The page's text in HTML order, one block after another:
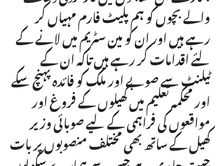
والے بچوں کو ہم پلیٹ فارم مہیاں کر
رہے ہیں اور ان کو مین سٹریم میں لانے کے
لئے اقدامات کر رہے ہیں تاکہ ان کے
ٹیلنٹ سے صوبے اور ملک کو فائدہ پہنچ سکے
اور محکمہ تعلیم میں کھیلوں کے فروغ اور
مواقعوں کی فراہمی کے لیے صوبائی وزیر
کھیل کے ساتھ بھی مختلف منصوبوں پر بات